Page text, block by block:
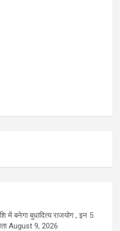
में बनेगा बुधादित्य राजयोग , इन 5
August 9, 2026